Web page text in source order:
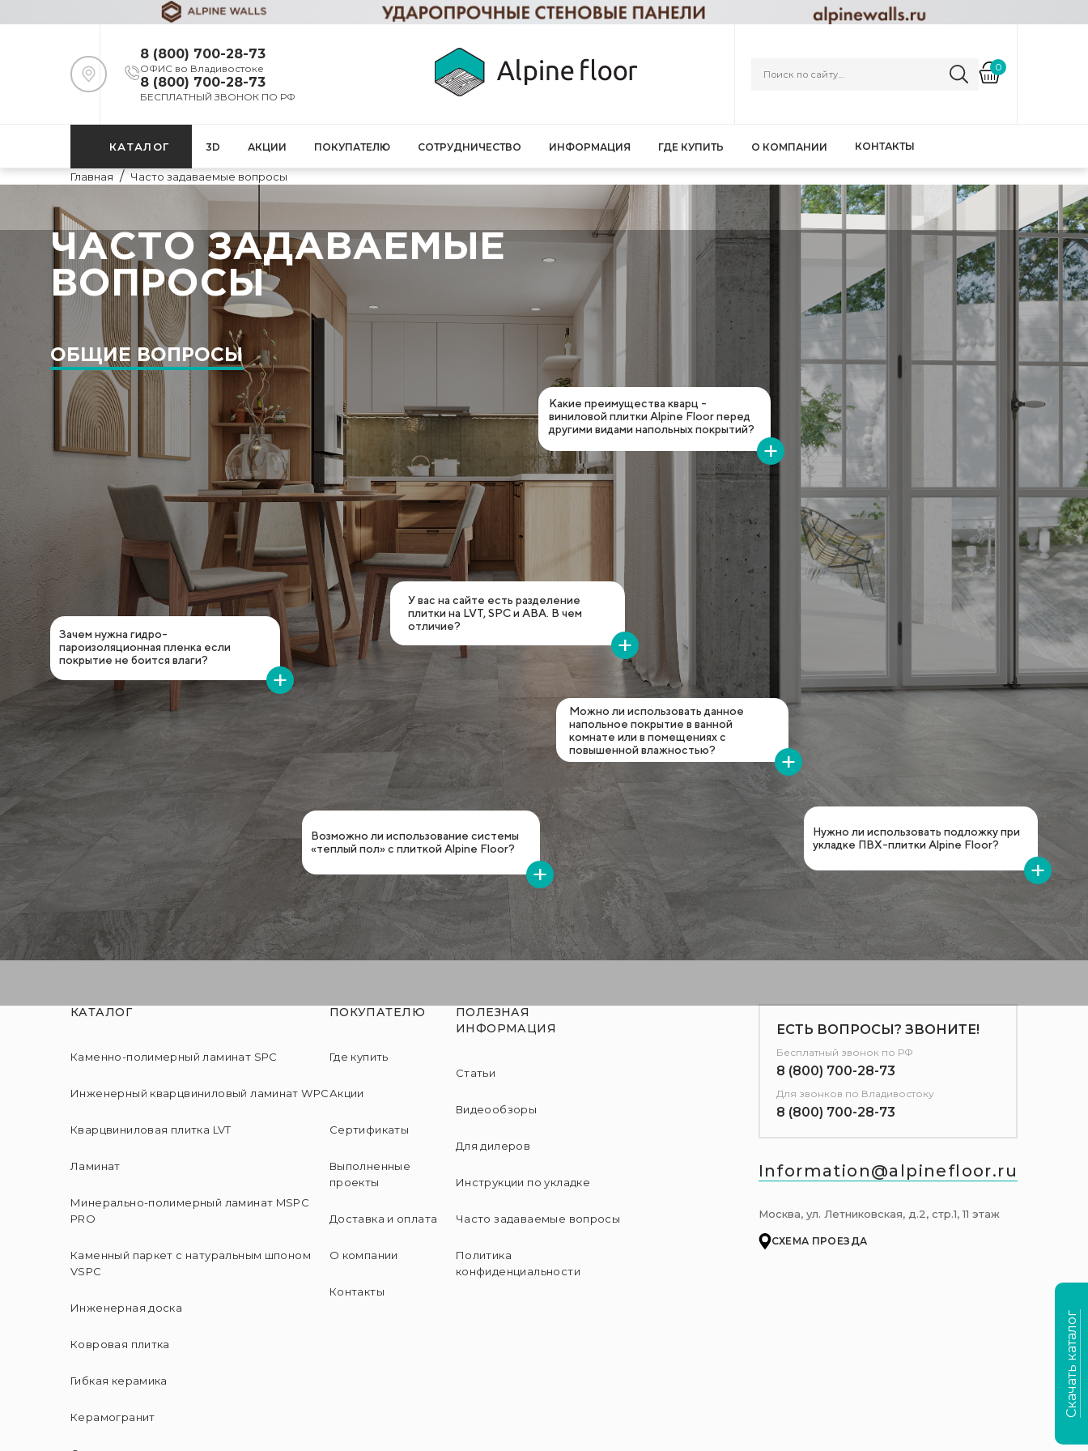
8 (800) 700-28-73
ОФИС во Владивостоке
8 (800) 700-28-73
БЕСПЛАТНЫЙ ЗВОНОК ПО РФ
0
КАТАЛОГ 3D АКЦИИ ПОКУПАТЕЛЮ СОТРУДНИЧЕСТВО ИНФОРМАЦИЯ ГДЕ КУПИТЬ О КОМПАНИИ КОНТАКТЫ
Главная Часто задаваемые вопросы
ЧАСТО ЗАДАВАЕМЫЕ
ВОПРОСЫ
ОБЩИЕ ВОПРОСЫ
Какие преимущества кварц -
виниловой плитки Alpine Floor перед
другими видами напольных покрытий?
У вас на сайте есть разделение
плитки на LVT, SPC и ABA. В чем
отличие?
Зачем нужна гидро-
пароизоляционная пленка если
покрытие не боится влаги?
Можно ли использовать данное
напольное покрытие в ванной
комнате или в помещениях с
повышенной влажностью?
Возможно ли использование системы
«теплый пол» с плиткой Alpine Floor?
Нужно ли использовать подложку при
укладке ПВХ-плитки Alpine Floor?
КАТАЛОГ
Каменно-полимерный ламинат SPC
Инженерный кварцвиниловый ламинат WPC
Кварцвиниловая плитка LVT
Ламинат
Минерально-полимерный ламинат MSPC
PRO
Каменный паркет с натуральным шпоном
VSPC
Инженерная доска
Ковровая плитка
Гибкая керамика
Керамогранит
ПОКУПАТЕЛЮ
Где купить
Акции
Сертификаты
Выполненные
проекты
Доставка и оплата
О компании
Контакты
ПОЛЕЗНАЯ
ИНФОРМАЦИЯ
Статьи
Видеообзоры
Для дилеров
Инструкции по укладке
Часто задаваемые вопросы
Политика
конфиденциальности
ЕСТЬ ВОПРОСЫ? ЗВОНИТЕ!
Бесплатный звонок по РФ
8 (800) 700-28-73
Для звонков по Владивостоку
8 (800) 700-28-73
Information@alpinefloor.ru
Москва, ул. Летниковская, д.2, стр.1, 11 этаж
СХЕМА ПРОЕЗДА
Скачать каталог